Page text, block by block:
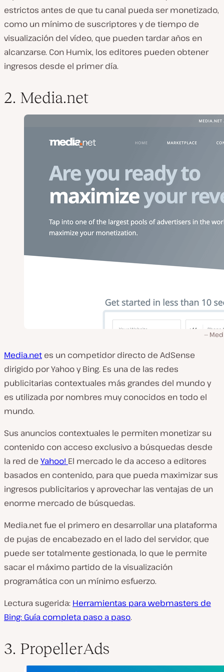
estrictos antes de que tu canal pueda ser monetizado,
como un mínimo de suscriptores y de tiempo de
visualización del vídeo, que pueden tardar años en
alcanzarse. Con Humix, los editores pueden obtener
ingresos desde el primer día.
2. Media.net
Media.net es un competidor directo de AdSense
dirigido por Yahoo y Bing. Es una de las redes
publicitarias contextuales más grandes del mundo y
es utilizada por nombres muy conocidos en todo el
mundo.
Sus anuncios contextuales le permiten monetizar su
contenido con acceso exclusivo a búsquedas desde
la red de Yahoo! El mercado le da acceso a editores
basados en contenido, para que pueda maximizar sus
ingresos publicitarios y aprovechar las ventajas de un
enorme mercado de búsquedas.
Media.net fue el primero en desarrollar una plataforma
de pujas de encabezado en el lado del servidor, que
puede ser totalmente gestionada, lo que le permite
sacar el máximo partido de la visualización
programática con un mínimo esfuerzo.
Lectura sugerida: Herramientas para webmasters de
Bing: Guía completa paso a paso.
3. PropellerAds